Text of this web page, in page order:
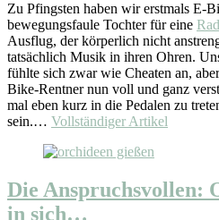
Zu Pfingsten haben wir erstmals E-
bewegungsfaule Tochter für eine
Ausflug, der körperlich nicht
tatsächlich Musik in ihren Ohren.
fühlte sich zwar wie Cheaten an,
Bike-Rentner nun voll und ganz
mal eben kurz in die Pedalen zu
sein.… Vollständiger Artikel
Die Anspruchsvollen:
in sich…